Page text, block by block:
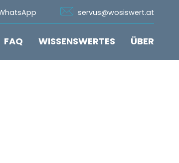
servus@wosiswert.at
FAQ WISSENSWERTES ÜBER